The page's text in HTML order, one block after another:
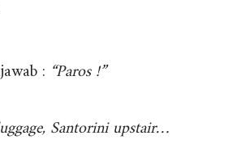
: “Paros !”
Santorini upstair…